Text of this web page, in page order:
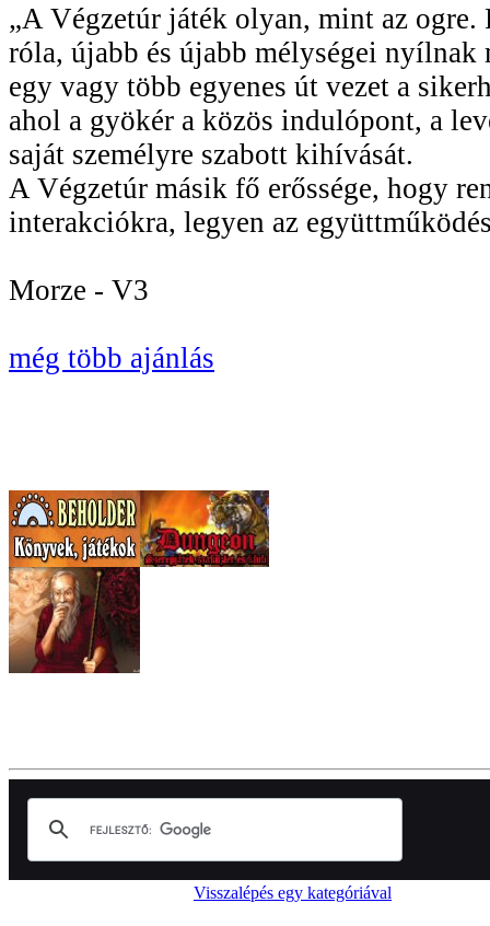
„A Végzetúr játék olyan, mint az
róla, újabb és újabb mélységei
egy vagy több egyenes út vezet a
ahol a gyökér a közös indulópont, a
saját személyre szabott kihívását.
A Végzetúr másik fő erőssége, hogy
interakciókra, legyen az
Morze - V3
még több ajánlás
Visszalépés egy kategóriával